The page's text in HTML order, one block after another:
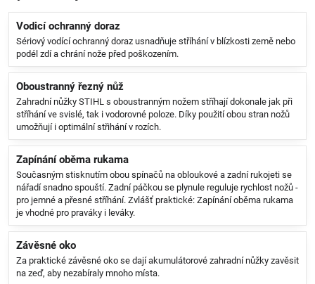
Vodicí ochranný doraz
Sériový vodící ochranný doraz usnadňuje stříhání v blízkosti země nebo
podél zdí a chrání nože před poškozením.
Oboustranný řezný nůž
Zahradní nůžky STIHL s oboustranným nožem stříhají dokonale jak při
stříhání ve svislé, tak i vodorovné poloze. Díky použití obou stran nožů
umožňují i optimální střihání v rozích.
Zapínání oběma rukama
Současným stisknutím obou spínačů na obloukové a zadní rukojeti se
nářadí snadno spouští. Zadní páčkou se plynule reguluje rychlost nožů -
pro jemné a přesné stříhání. Zvlášť praktické: Zapínání oběma rukama
je vhodné pro praváky i leváky.
Závěsné oko
Za praktické závěsné oko se dají akumulátorové zahradní nůžky zavěsit
na zeď, aby nezabíraly mnoho místa.